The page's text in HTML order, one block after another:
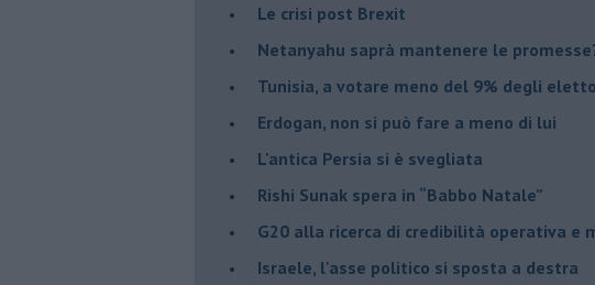
Le crisi post Brexit
Netanyahu saprà mantenere le
Tunisia, a votare meno del 9% degli
Erdogan, non si può fare a meno di lui
L'antica Persia si è svegliata
Rishi Sunak spera in “Babbo Natale”
G20 alla ricerca di credibilità operativa e
Israele, l'asse politico si sposta a destra